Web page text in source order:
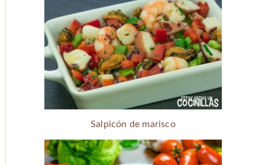
Salpicón de marisco